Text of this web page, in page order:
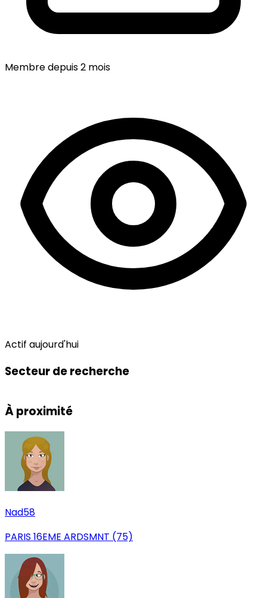
Membre depuis 2 mois
Actif aujourd'hui
Secteur de recherche
+
À proximité
Nad58
PARIS 16EME ARDSMNT (75)